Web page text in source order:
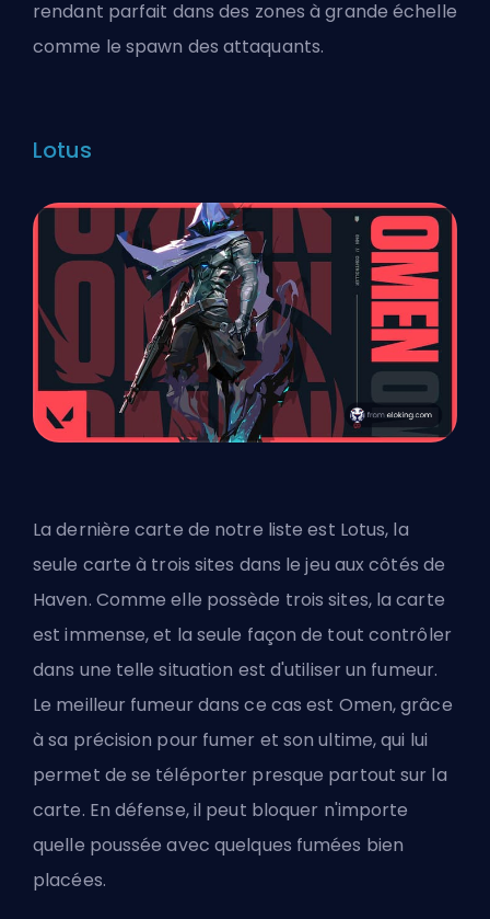
rendant parfait dans des zones à grande échelle
comme le spawn des attaquants.
Lotus
La dernière carte de notre liste est Lotus, la
seule carte à trois sites dans le jeu aux côtés de
Haven. Comme elle possède trois sites, la carte
est immense, et la seule façon de tout contrôler
dans une telle situation est d'utiliser un fumeur.
Le meilleur fumeur dans ce cas est Omen, grâce
à sa précision pour fumer et son ultime, qui lui
permet de se téléporter presque partout sur la
carte. En défense, il peut bloquer n'importe
quelle poussée avec quelques fumées bien
placées.